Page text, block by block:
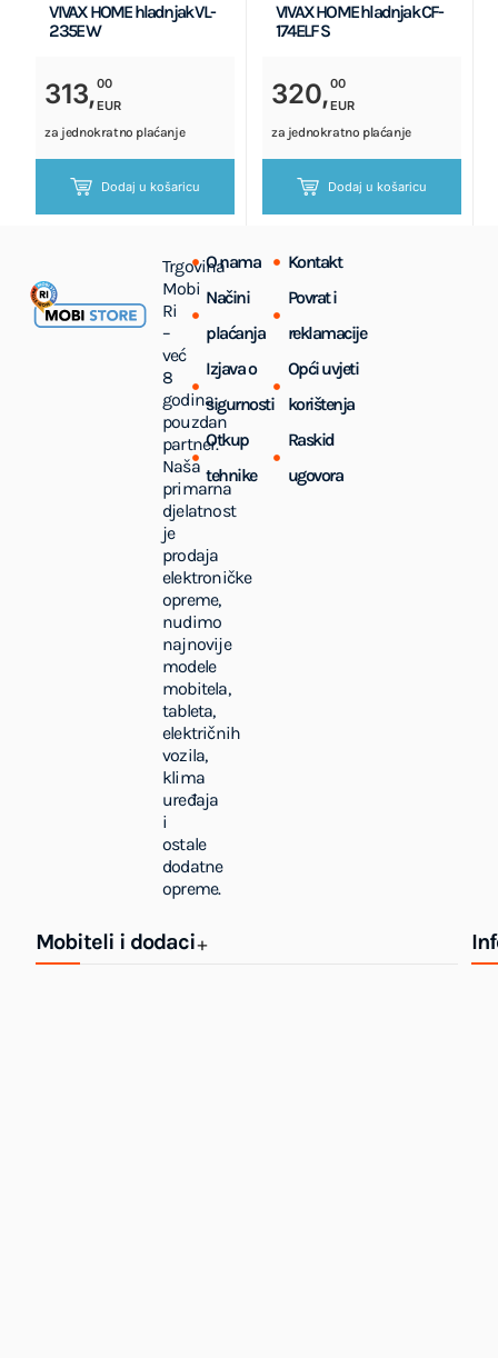
VIVAX HOME hladnjak VL-
235E W
313,00
EUR
za jednokratno plaćanje
Dodaj u košaricu
VIVAX HOME hladnjak CF-
174ELF S
320,00
EUR
za jednokratno plaćanje
Dodaj u košaricu
Trgovina
Mobi
Ri
–
već
8
godina
pouzdan
partner.
Naša
primarna
djelatnost
je
prodaja
elektroničke
opreme,
nudimo
najnovije
modele
mobitela,
tableta,
električnih
vozila,
klima
uređaja
i
ostale
dodatne
opreme.
O nama
Kontakt
Načini
plaćanja
Povrat i
reklamacije
Izjava o
sigurnosti
Opći uvjeti
korištenja
Otkup
tehnike
Raskid
ugovora
Mobiteli i dodaci+